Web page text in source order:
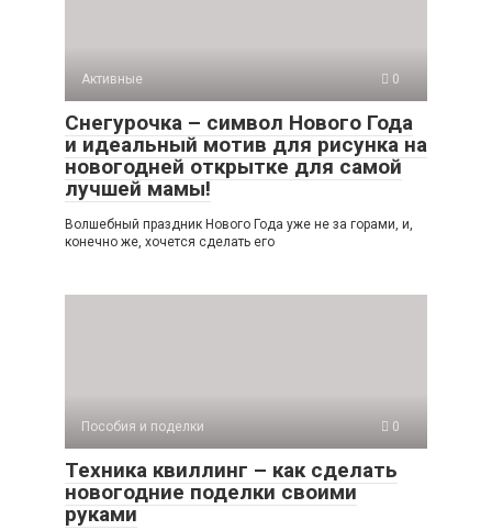
Активные 0
Снегурочка – символ Нового Года
и идеальный мотив для рисунка на
новогодней открытке для самой
лучшей мамы!
Волшебный праздник Нового Года уже не за горами, и,
конечно же, хочется сделать его
Пособия и поделки 0
Техника квиллинг – как сделать
новогодние поделки своими
руками